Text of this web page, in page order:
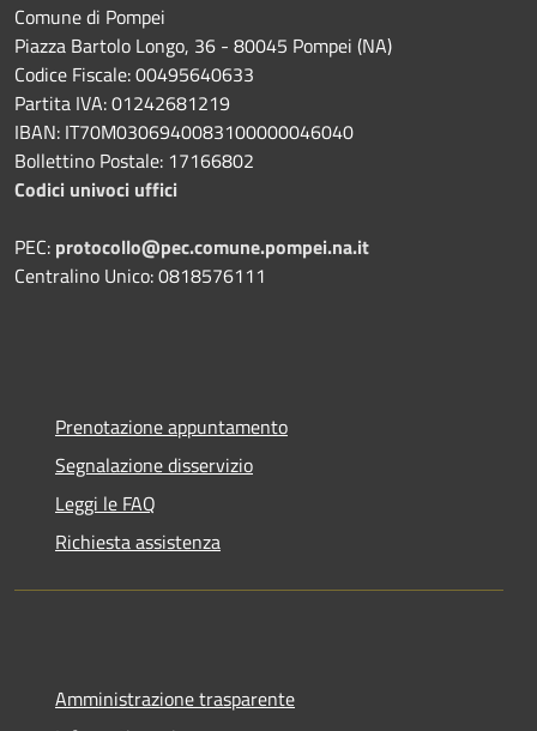
Comune di Pompei
Piazza Bartolo Longo, 36 - 80045 Pompei (NA)
Codice Fiscale: 00495640633
Partita IVA: 01242681219
IBAN: IT70M0306940083100000046040
Bollettino Postale: 17166802
Codici univoci uffici
PEC: protocollo@pec.comune.pompei.na.it
Centralino Unico: 0818576111
Prenotazione appuntamento
Segnalazione disservizio
Leggi le FAQ
Richiesta assistenza
Amministrazione trasparente